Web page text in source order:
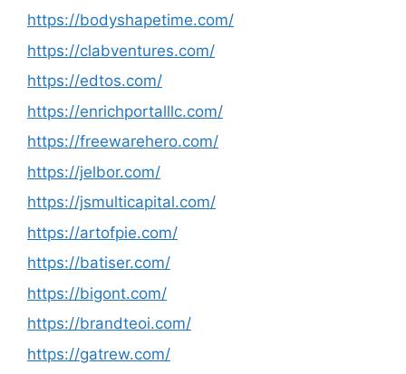
https://bodyshapetime.com/
https://clabventures.com/
https://edtos.com/
https://enrichportalllc.com/
https://freewarehero.com/
https://jelbor.com/
https://jsmulticapital.com/
https://artofpie.com/
https://batiser.com/
https://bigont.com/
https://brandteoi.com/
https://gatrew.com/